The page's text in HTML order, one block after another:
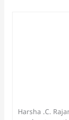
Harsha .C.